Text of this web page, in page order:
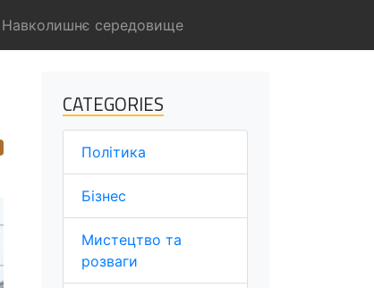
Навколишнє середовище
CATEGORIES
Політика
Бізнес
Мистецтво та
розваги